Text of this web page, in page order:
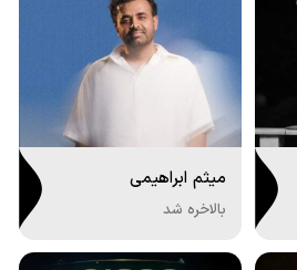
میثم ابراهیمی
بالاخره شد